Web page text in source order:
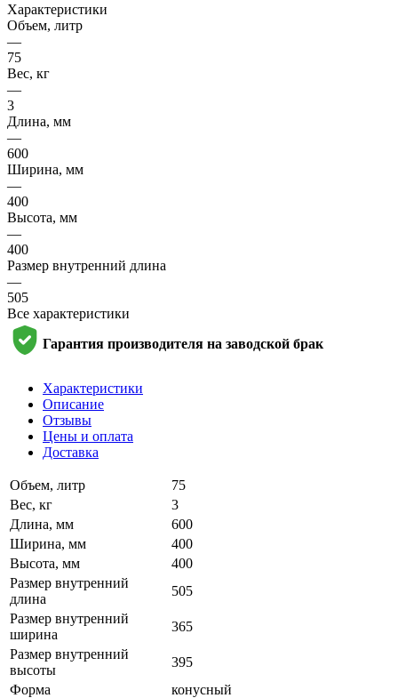
Характеристики
Объем, литр
—
75
Вес, кг
—
3
Длина, мм
—
600
Ширина, мм
—
400
Высота, мм
—
400
Размер внутренний длина
—
505
Все характеристики
Гарантия производителя на заводской брак
Характеристики
Описание
Отзывы
Цены и оплата
Доставка
Объем, литр
75
Вес, кг
3
Длина, мм
600
Ширина, мм
400
Высота, мм
400
Размер внутренний
длина
505
Размер внутренний
ширина
365
Размер внутренний
высоты
395
Форма
конусный